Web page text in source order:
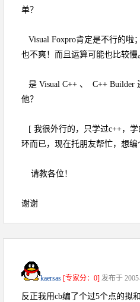
单？
Visual Foxpro肯定是不行的啦
也不爽！而且运算可能也比较慢
是 Visual C++ 、 C++ Builder
他？
[ 我很外行的，只学过c++，
环而已，现在托朋友帮忙，想
请教各位！
谢谢
kaersas [专家分：0] 发布于
反正我用cb编了个过5个点的拟